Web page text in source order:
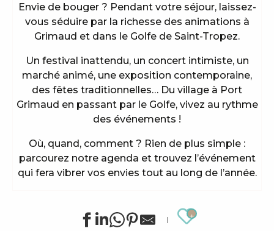
Envie de bouger ? Pendant votre séjour, laissez-
vous séduire par la richesse des animations à
Grimaud et dans le Golfe de Saint-Tropez.
Un festival inattendu, un concert intimiste, un
marché animé, une exposition contemporaine,
des fêtes traditionnelles… Du village à Port
Grimaud en passant par le Golfe, vivez au rythme
des événements !
Où, quand, comment ? Rien de plus simple :
parcourez notre agenda et trouvez l’événement
qui fera vibrer vos envies tout au long de l’année.
Ajouter